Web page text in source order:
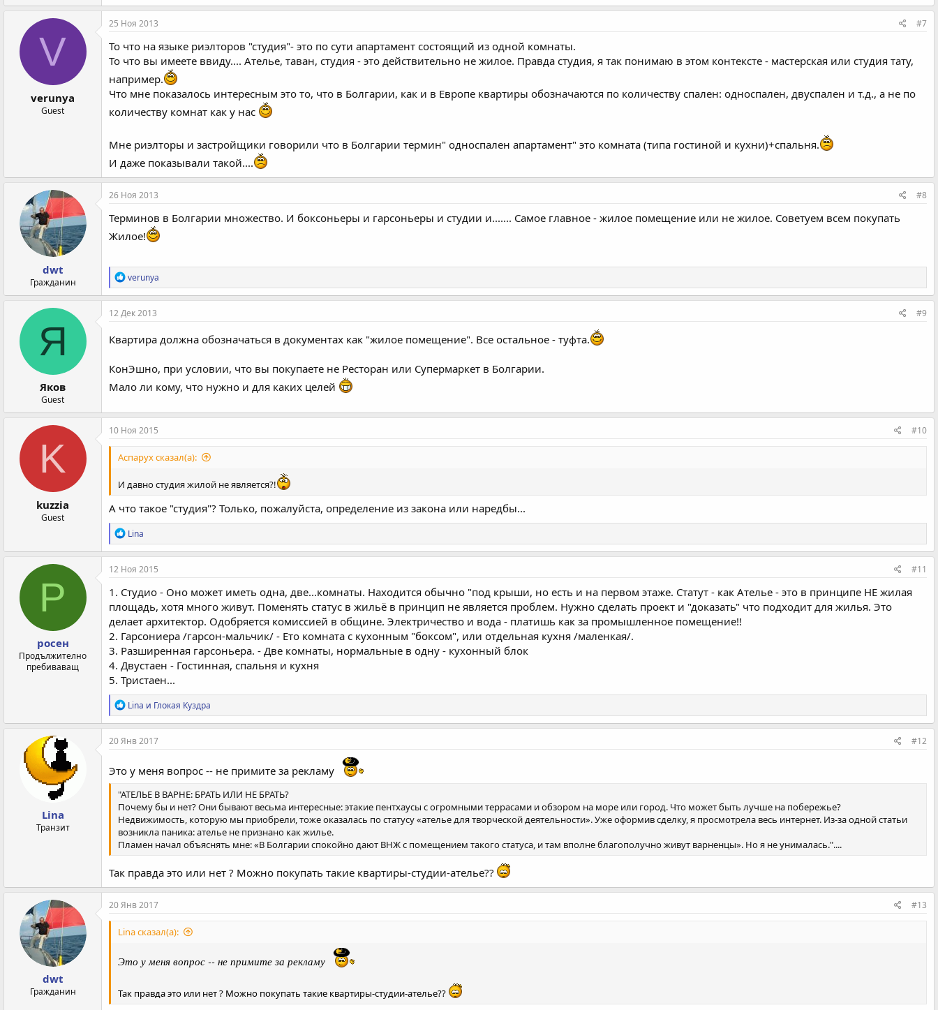
V
verunya
Guest
25 Ноя 2013 #7
То что на языке риэлторов "студия"- это по сути апартамент состоящий из одной комнаты.
То что вы имеете ввиду.... Ателье, таван, студия - это действительно не жилое. Правда студия, я так понимаю в этом контексте - мастерская или студия тату,
например.
Что мне показалось интересным это то, что в Болгарии, как и в Европе квартиры обозначаются по количеству спален: односпален, двуспален и т.д., а не по
количеству комнат как у нас
Мне риэлторы и застройщики говорили что в Болгарии термин" односпален апартамент" это комната (типа гостиной и кухни)+спальня.
И даже показывали такой....
dwt
Гражданин
26 Ноя 2013 #8
Терминов в Болгарии множество. И боксоньеры и гарсоньеры и студии и....... Самое главное - жилое помещение или не жилое. Советуем всем покупать
Жилое!
Р
е
а
к
и
verunya
Я
Яков
Guest
12 Дек 2013 #9
Квартира должна обозначаться в документах как "жилое помещение". Все остальное - туфта.
КонЭшно, при условии, что вы покупаете не Ресторан или Супермаркет в Болгарии.
Мало ли кому, что нужно и для каких целей
K
kuzzia
Guest
10 Ноя 2015 #10
Аспарух сказал(а):
И давно студия жилой не является?!
А что такое "студия"? Только, пожалуйста, определение из закона или наредбы...
Р
е
а
к
и
и
:
Lina
Р
росен
Продължително
пребиваващ
12 Ноя 2015 #11
1. Студио - Оно может иметь одна, две...комнаты. Находится обычно "под крыши, но есть и на первом этаже. Статут - как Ателье - это в принципе НЕ жилая
площадь, хотя много живут. Поменять статус в жильё в принцип не является проблем. Нужно сделать проект и "доказать" что подходит для жилья. Это
делает архитектор. Одобряется комиссией в общине. Электричество и вода - платишь как за промышленное помещение!!
2. Гарсониера /гарсон-мальчик/ - Ето комната с кухонным "боксом", или отдельная кухня /маленкая/.
3. Разширенная гарсоньера. - Две комнаты, нормальные в одну - кухонный блок
4. Двустаен - Гостинная, спальня и кухня
5. Тристаен...
Р
е
а
к
и
Lina и Глокая Куздра
Lina
Транзит
20 Янв 2017 #12
Это у меня вопрос -- не примите за рекламу
"АТЕЛЬЕ В ВАРНЕ: БРАТЬ ИЛИ НЕ БРАТЬ?
Почему бы и нет? Они бывают весьма интересные: этакие пентхаусы с огромными террасами и обзором на море или город. Что может быть лучше на побережье?
Недвижимость, которую мы приобрели, тоже оказалась по статусу «ателье для творческой деятельности». Уже оформив сделку, я просмотрела весь интернет. Из-за одной статьи
возникла паника: ателье не признано как жилье.
Пламен начал объяснять мне: «В Болгарии спокойно дают ВНЖ с помещением такого статуса, и там вполне благополучно живут варненцы». Но я не унималась."....
Так правда это или нет ? Можно покупать такие квартиры-студии-ателье??
dwt
Гражданин
20 Янв 2017 #13
Lina сказал(а):
Это у меня вопрос -- не примите за рекламу
Так правда это или нет ? Можно покупать такие квартиры-студии-ателье??